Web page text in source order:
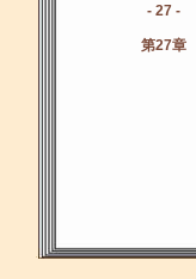
- 27 -
第27章